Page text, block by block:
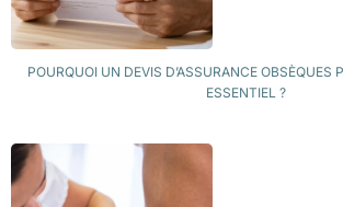
POURQUOI UN DEVIS D’ASSURANCE OBSÈQUES
ESSENTIEL ?